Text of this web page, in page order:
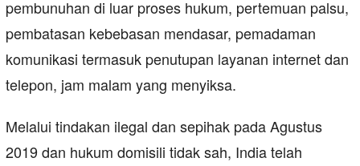
pembunuhan di luar proses hukum, pertemuan palsu,
pembatasan kebebasan mendasar, pemadaman
komunikasi termasuk penutupan layanan internet dan
telepon, jam malam yang menyiksa.
Melalui tindakan ilegal dan sepihak pada Agustus
2019 dan hukum domisili tidak sah, India telah